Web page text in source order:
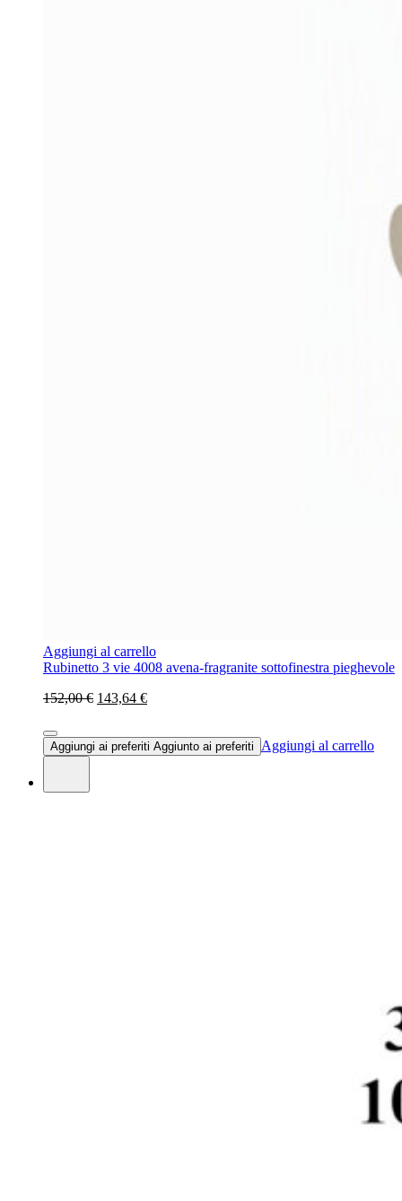
Aggiungi al carrello
Rubinetto 3 vie 4008 avena-fragranite sottofinestra pieghevole
152,00 € 143,64 €
Aggiungi ai preferiti Aggiunto ai preferiti Aggiungi al carrello